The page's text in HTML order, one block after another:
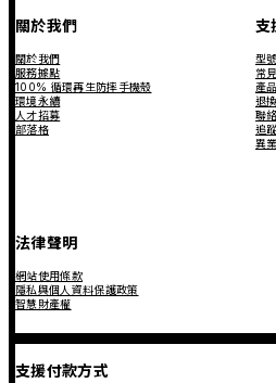
關於我們
關於我們
服務據點
100% 循環再生防摔手機殼
環境永續
人才招募
部落格
支
型
常
產
退
聯
追
異
法律聲明
網站使用條款
隱私與個人資料保護政策
智慧財產權
支援付款方式